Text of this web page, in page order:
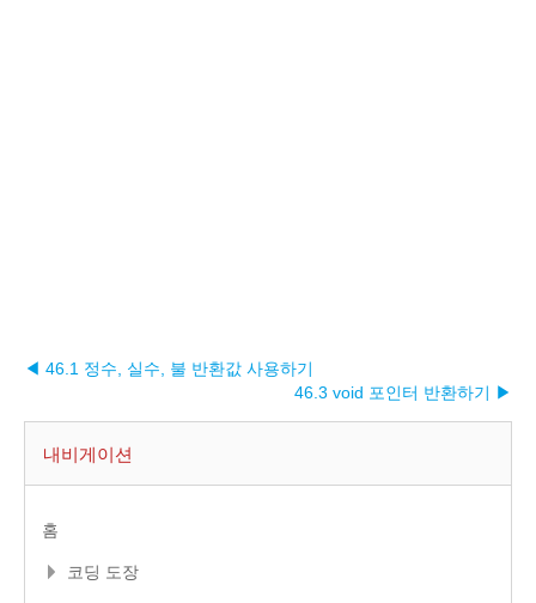
◀ 46.1 정수, 실수, 불 반환값 사용하기
46.3 void 포인터 반환하기 ▶︎
내비게이션
홈
코딩 도장